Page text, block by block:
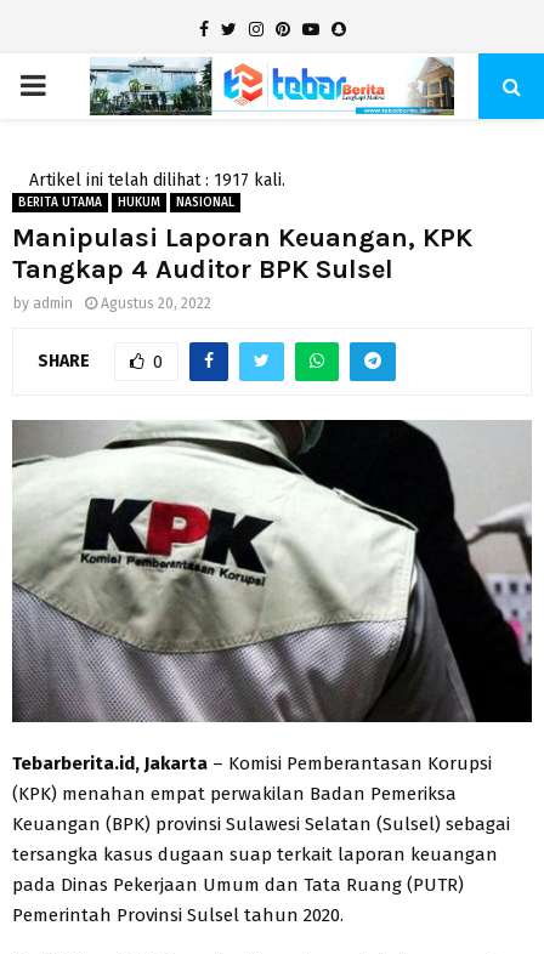
Facebook
TwitterInstagram
Pinterest
YoutubeSnapchat
PRIMARY
Artikel ini telah dilihat : 1917 kali.
BERITA UTAMA HUKUM NASIONAL
Manipulasi Laporan Keuangan, KPK
Tangkap 4 Auditor BPK Sulsel
by admin Agustus 20, 2022
SHARE 0
Tebarberita.id, Jakarta – Komisi Pemberantasan Korupsi
(KPK) menahan empat perwakilan Badan Pemeriksa
Keuangan (BPK) provinsi Sulawesi Selatan (Sulsel) sebagai
tersangka kasus dugaan suap terkait laporan keuangan
pada Dinas Pekerjaan Umum dan Tata Ruang (PUTR)
Pemerintah Provinsi Sulsel tahun 2020.